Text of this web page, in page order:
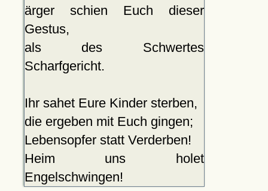
ärger schien Euch dieser
Gestus,
als des Schwertes
Scharfgericht.
Ihr sahet Eure Kinder sterben,
die ergeben mit Euch gingen;
Lebensopfer statt Verderben!
Heim uns holet
Engelschwingen!